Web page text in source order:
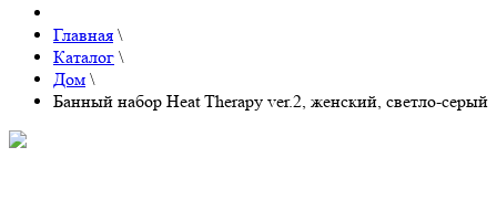
Главная \
Каталог \
Дом \
Банный набор Heat Therapy ver.2, женский, светло-серый